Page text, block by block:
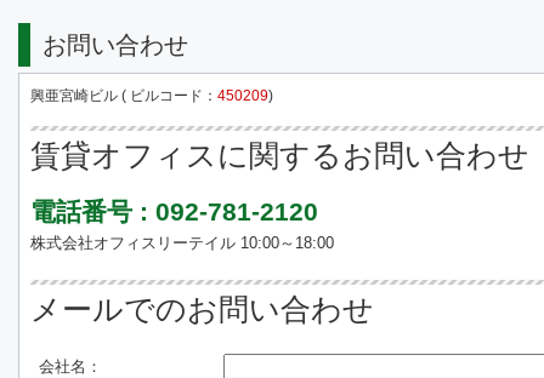
お問い合わせ
興亜宮崎ビル ( ビルコード： 450209)
賃貸オフィスに関するお問い合わせ
電話番号 : 092-781-2120
株式会社オフィスリーテイル 10:00～18:00
メールでのお問い合わせ
会社名：